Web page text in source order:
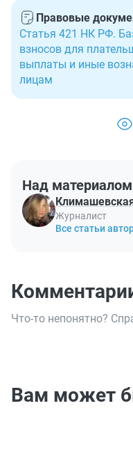
Правовые
Статья 421 НК РФ.
взносов для
выплаты и иные
лицам
Над
Журналист
Все статьи
Что-то непонятно?
Вам может